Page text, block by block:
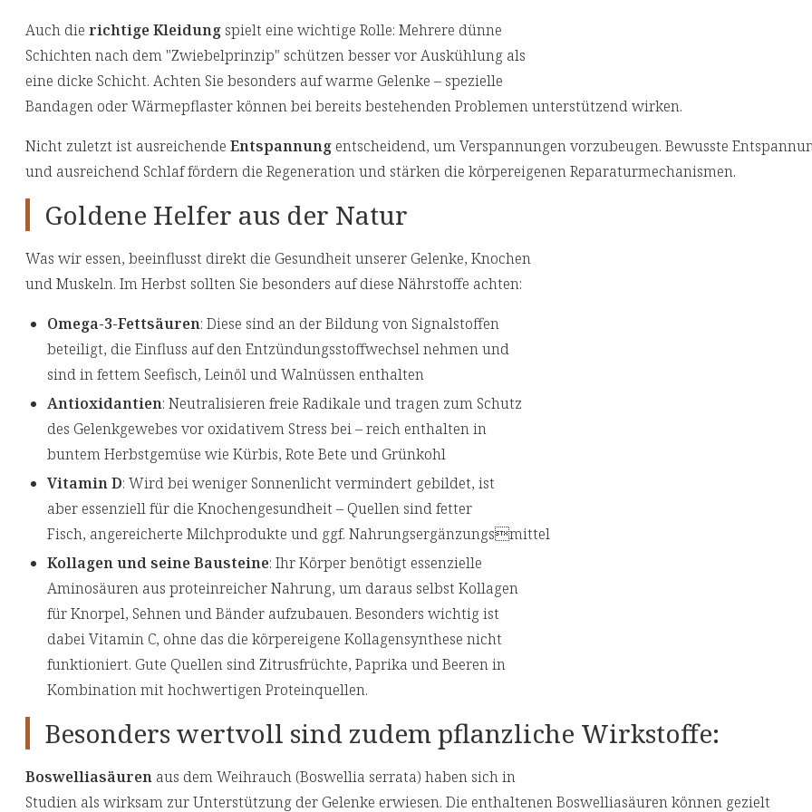
Auch die richtige Kleidung spielt eine wichtige Rolle: Mehrere dünne
Schichten nach dem "Zwiebelprinzip" schützen besser vor Auskühlung als
eine dicke Schicht. Achten Sie besonders auf warme Gelenke – spezielle
Bandagen oder Wärmepflaster können bei bereits bestehenden Problemen unterstützend wirken.
Nicht zuletzt ist ausreichende Entspannung entscheidend, um Verspannungen vorzubeugen. Bewusste
und ausreichend Schlaf fördern die Regeneration und stärken die körpereigenen Reparaturmechanismen.
Goldene Helfer aus der Natur
Was wir essen, beeinflusst direkt die Gesundheit unserer Gelenke, Knochen
und Muskeln. Im Herbst sollten Sie besonders auf diese Nährstoffe achten:
Omega-3-Fettsäuren: Diese sind an der Bildung von Signalstoffen
beteiligt, die Einfluss auf den Entzündungsstoffwechsel nehmen und
sind in fettem Seefisch, Leinöl und Walnüssen enthalten
Antioxidantien: Neutralisieren freie Radikale und tragen zum Schutz
des Gelenkgewebes vor oxidativem Stress bei – reich enthalten in
buntem Herbstgemüse wie Kürbis, Rote Bete und Grünkohl
Vitamin D: Wird bei weniger Sonnenlicht vermindert gebildet, ist
aber essenziell für die Knochengesundheit – Quellen sind fetter
Fisch, angereicherte Milchprodukte und ggf. Nahrungsergänzungsmittel
Kollagen und seine Bausteine: Ihr Körper benötigt essenzielle
Aminosäuren aus proteinreicher Nahrung, um daraus selbst Kollagen
für Knorpel, Sehnen und Bänder aufzubauen. Besonders wichtig ist
dabei Vitamin C, ohne das die körpereigene Kollagensynthese nicht
funktioniert. Gute Quellen sind Zitrusfrüchte, Paprika und Beeren in
Kombination mit hochwertigen Proteinquellen.
Besonders wertvoll sind zudem pflanzliche Wirkstoffe:
Boswelliasäuren aus dem Weihrauch (Boswellia serrata) haben sich in
Studien als wirksam zur Unterstützung der Gelenke erwiesen. Die enthaltenen Boswelliasäuren können gezielt